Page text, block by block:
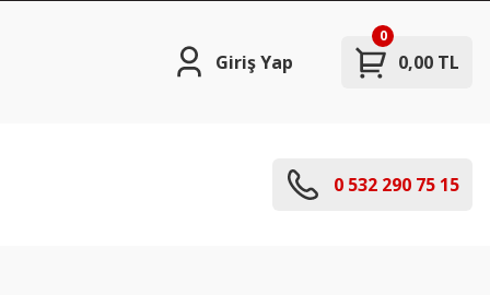
Giriş Yap 0,00 TL
0
0 532 290 75 15